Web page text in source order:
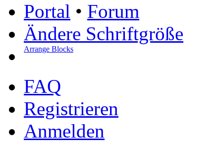
Portal • Forum
Ändere Schriftgröße
Arrange Blocks
FAQ
Registrieren
Anmelden